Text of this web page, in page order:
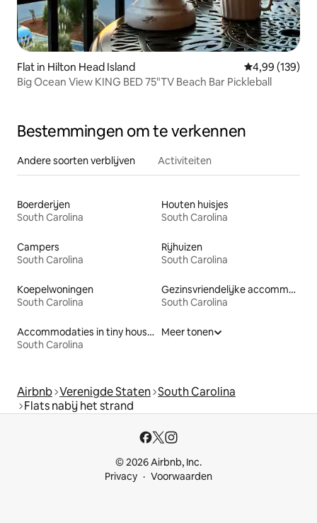
Flat in Hilton Head Island Gemiddelde
4,99 (139)
Big Ocean View KING BED 75"TV Beach Bar Pickleball
Bestemmingen om te verkennen
Andere soorten verblijven Activiteiten
Boerderijen
South Carolina
Houten huisjes
South Carolina
Campers
South Carolina
Rijhuizen
South Carolina
Koepelwoningen
South Carolina
Gezinsvriendelijke accommodaties
South Carolina
Accommodaties in tiny houses
South Carolina
Meer tonen
Airbnb Verenigde Staten South Carolina
Flats nabij het strand
© 2026 Airbnb, Inc.
Privacy
Voorwaarden